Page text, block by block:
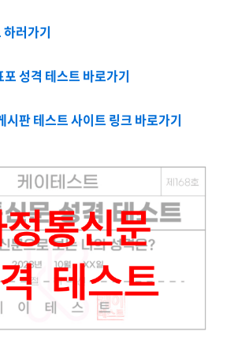
러가기
성격 테스트 바로가기
판 테스트 사이트 링크 바로가기